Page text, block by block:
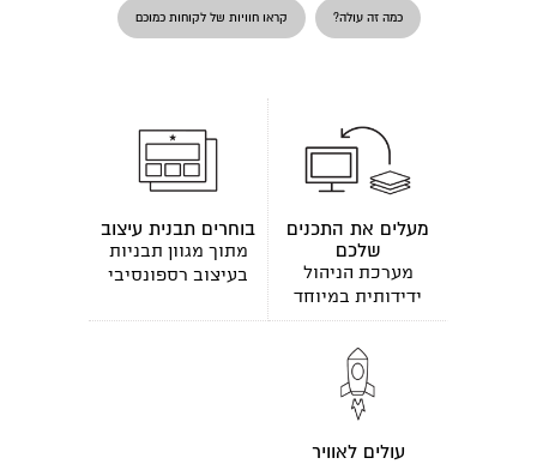
כמה זה עולה? קראו חוויות של לקוחות כמוכם
מעלים את התכנים
שלכם
מערכת הניהול
ידידותית במיוחד
בוחרים תבנית עיצוב
מתוך מגוון תבניות
בעיצוב רספונסיבי
עולים לאוויר